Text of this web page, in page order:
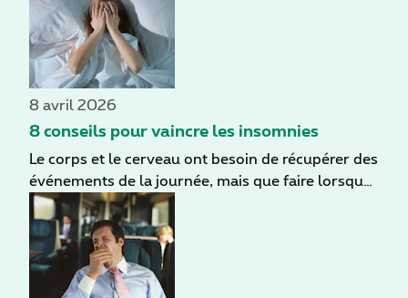
souvent en raison des exigences élevées qu’elles
s’imposent. Cette pression croissante entraîne un
besoin accru de soutien psychologique. Dans ce
contexte, les psychologues cliniciens jouent un
rôle essentiel.
8 avril 2026
8 conseils pour vaincre les insomnies
Le corps et le cerveau ont besoin de récupérer des
événements de la journée, mais que faire lorsque
le sommeil ne vient pas ? Des psychologues ont
répertorié 8 causes courantes d'insomnie et
formulé quelques conseils pour améliorer votre
sommeil.